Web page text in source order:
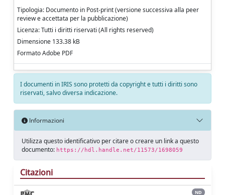
Tipologia: Documento in Post-print (versione successiva alla peer
review e accettata per la pubblicazione)
Licenza: Tutti i diritti riservati (All rights reserved)
Dimensione 133.38 kB
Formato Adobe PDF
I documenti in IRIS sono protetti da copyright e tutti i diritti sono
riservati, salvo diversa indicazione.
Informazioni
Utilizza questo identificativo per citare o creare un link a questo
documento: https://hdl.handle.net/11573/1698059
Citazioni
ND